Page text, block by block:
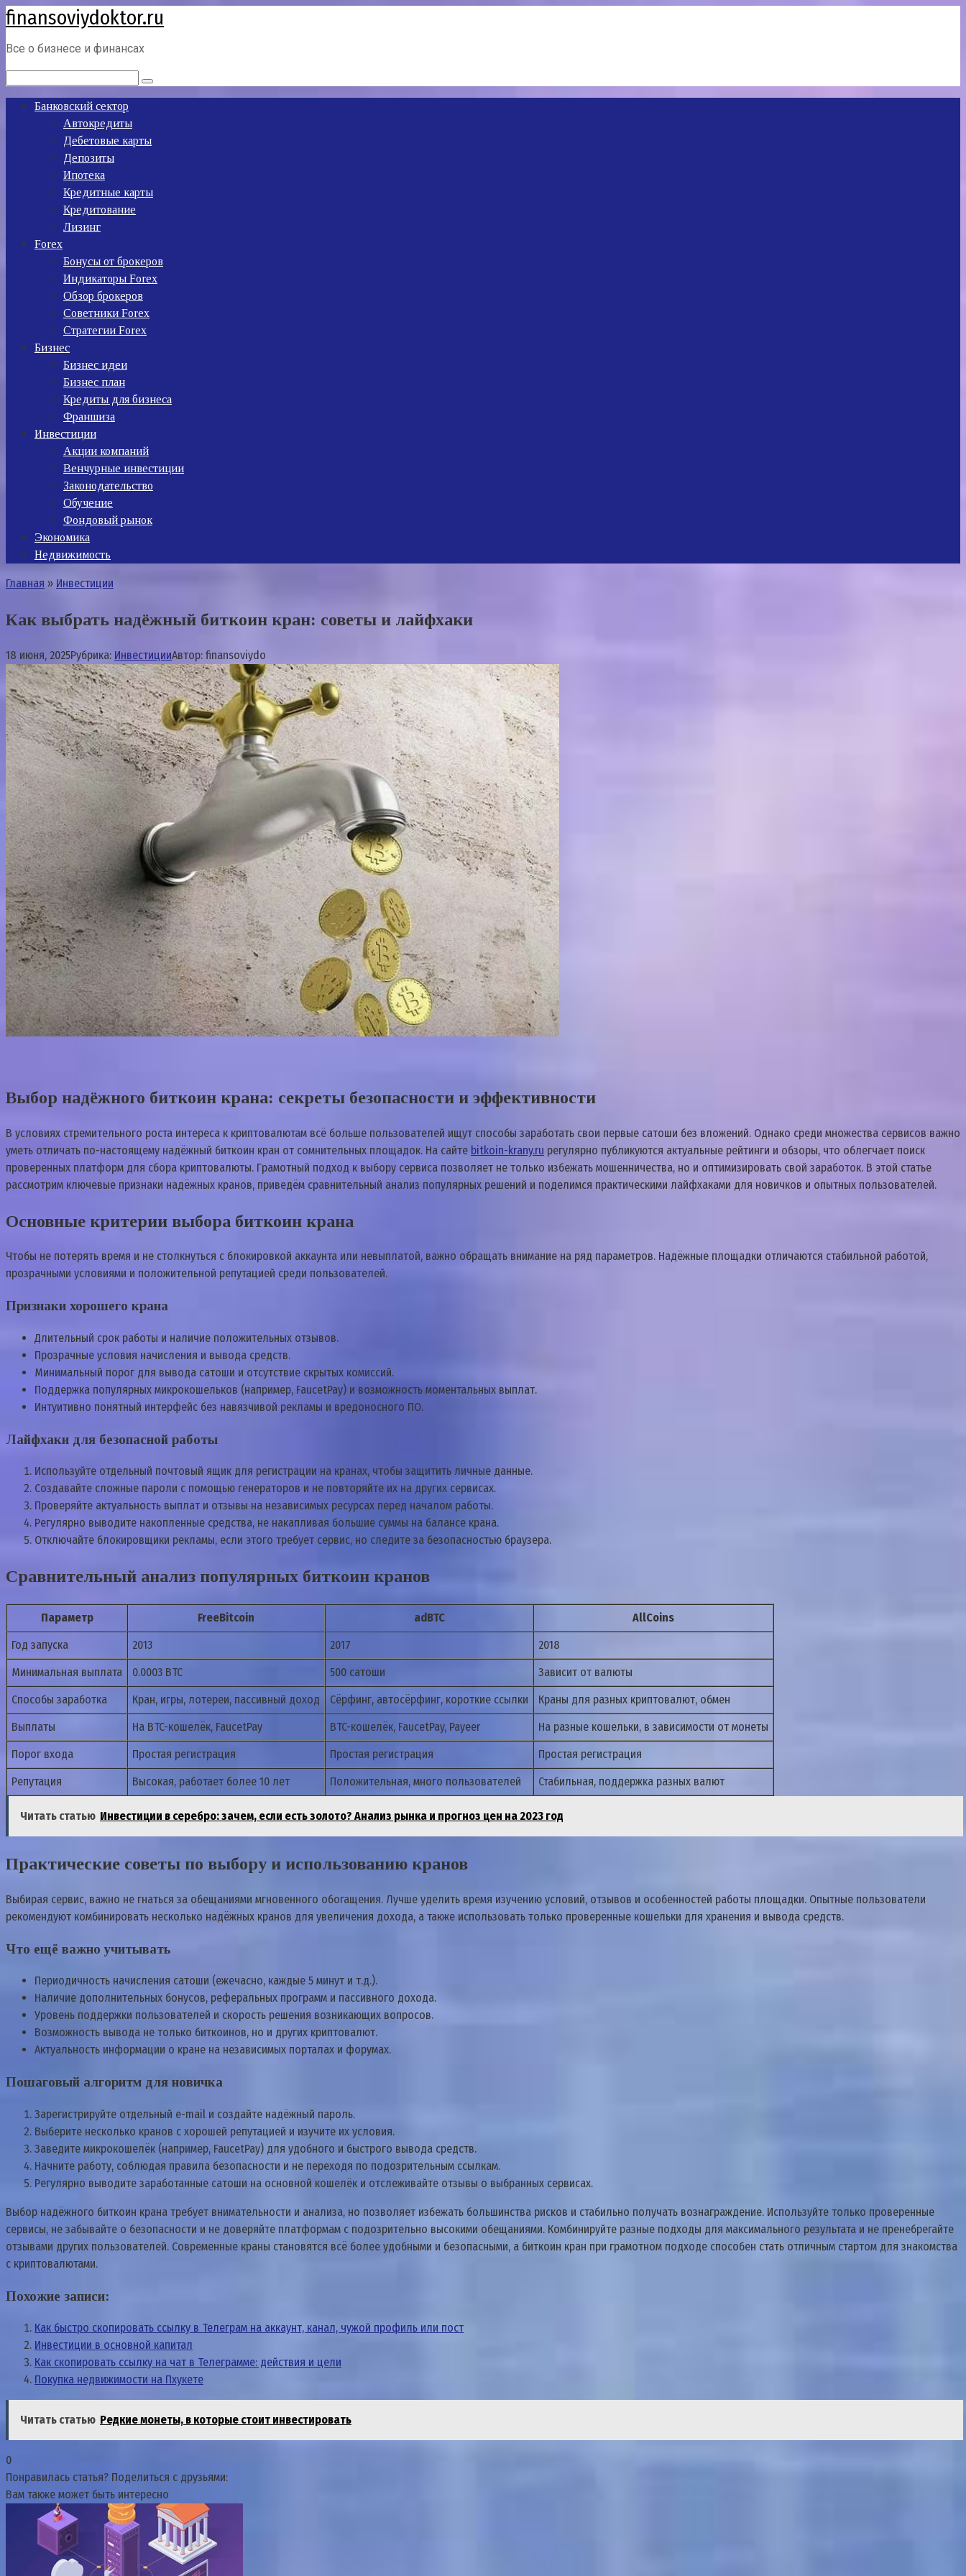
Перейти
к
контенту
finansoviydoktor.ru
Все о бизнесе и финансах
Банковский сектор
Автокредиты
Дебетовые карты
Депозиты
Ипотека
Кредитные карты
Кредитование
Лизинг
Forex
Бонусы от брокеров
Индикаторы Forex
Обзор брокеров
Советники Forex
Стратегии Forex
Бизнес
Бизнес идеи
Бизнес план
Кредиты для бизнеса
Франшиза
Инвестиции
Акции компаний
Венчурные инвестиции
Законодательство
Обучение
Фондовый рынок
Экономика
Недвижимость
Главная » Инвестиции
Как выбрать надёжный биткоин кран: советы и лайфхаки
18 июня, 2025Рубрика: ИнвестицииАвтор: finansoviydo
Выбор надёжного биткоин крана: секреты безопасности и эффективности
В условиях стремительного роста интереса к криптовалютам всё больше пользователей ищут способы заработать свои первые сатоши без вложений. Однако среди множества сервисов важно
уметь отличать по-настоящему надёжный биткоин кран от сомнительных площадок. На сайте bitkoin-krany.ru регулярно публикуются актуальные рейтинги и обзоры, что облегчает поиск
проверенных платформ для сбора криптовалюты. Грамотный подход к выбору сервиса позволяет не только избежать мошенничества, но и оптимизировать свой заработок. В этой статье
рассмотрим ключевые признаки надёжных кранов, приведём сравнительный анализ популярных решений и поделимся практическими лайфхаками для новичков и опытных пользователей.
Основные критерии выбора биткоин крана
Чтобы не потерять время и не столкнуться с блокировкой аккаунта или невыплатой, важно обращать внимание на ряд параметров. Надёжные площадки отличаются стабильной работой,
прозрачными условиями и положительной репутацией среди пользователей.
Признаки хорошего крана
Длительный срок работы и наличие положительных отзывов.
Прозрачные условия начисления и вывода средств.
Минимальный порог для вывода сатоши и отсутствие скрытых комиссий.
Поддержка популярных микрокошельков (например, FaucetPay) и возможность моментальных выплат.
Интуитивно понятный интерфейс без навязчивой рекламы и вредоносного ПО.
Лайфхаки для безопасной работы
Используйте отдельный почтовый ящик для регистрации на кранах, чтобы защитить личные данные.
Создавайте сложные пароли с помощью генераторов и не повторяйте их на других сервисах.
Проверяйте актуальность выплат и отзывы на независимых ресурсах перед началом работы.
Регулярно выводите накопленные средства, не накапливая большие суммы на балансе крана.
Отключайте блокировщики рекламы, если этого требует сервис, но следите за безопасностью браузера.
Сравнительный анализ популярных биткоин кранов
Параметр FreeBitcoin adBTC
AllCoins
Год запуска
2013 2017
2018
Минимальная выплата
0.0003 BTC 500 сатоши
Зависит от валюты
Способы заработка
Кран, игры, лотереи, пассивный доход Сёрфинг, автосёрфинг, короткие ссылки
Краны для разных криптовалют, обмен
Выплаты
На BTC-кошелёк, FaucetPay BTC-кошелёк, FaucetPay, Payeer
На разные кошельки, в зависимости от монеты
Порог входа
Простая регистрация Простая регистрация
Простая регистрация
Репутация
Высокая, работает более 10 лет Положительная, много пользователей Стабильная, поддержка разных валют
Читать статью Инвестиции в серебро: зачем, если есть золото? Анализ рынка и прогноз цен на 2023 год
Практические советы по выбору и использованию кранов
Выбирая сервис, важно не гнаться за обещаниями мгновенного обогащения. Лучше уделить время изучению условий, отзывов и особенностей работы площадки. Опытные пользователи
рекомендуют комбинировать несколько надёжных кранов для увеличения дохода, а также использовать только проверенные кошельки для хранения и вывода средств.
Что ещё важно учитывать
Периодичность начисления сатоши (ежечасно, каждые 5 минут и т.д.).
Наличие дополнительных бонусов, реферальных программ и пассивного дохода.
Уровень поддержки пользователей и скорость решения возникающих вопросов.
Возможность вывода не только биткоинов, но и других криптовалют.
Актуальность информации о кране на независимых порталах и форумах.
Пошаговый алгоритм для новичка
Зарегистрируйте отдельный e-mail и создайте надёжный пароль.
Выберите несколько кранов с хорошей репутацией и изучите их условия.
Заведите микрокошелёк (например, FaucetPay) для удобного и быстрого вывода средств.
Начните работу, соблюдая правила безопасности и не переходя по подозрительным ссылкам.
Регулярно выводите заработанные сатоши на основной кошелёк и отслеживайте отзывы о выбранных сервисах.
Выбор надёжного биткоин крана требует внимательности и анализа, но позволяет избежать большинства рисков и стабильно получать вознаграждение. Используйте только проверенные
сервисы, не забывайте о безопасности и не доверяйте платформам с подозрительно высокими обещаниями. Комбинируйте разные подходы для максимального результата и не пренебрегайте
отзывами других пользователей. Современные краны становятся всё более удобными и безопасными, а биткоин кран при грамотном подходе способен стать отличным стартом для знакомства
с криптовалютами.
Похожие записи:
Как быстро скопировать ссылку в Телеграм на аккаунт, канал, чужой профиль или пост
Инвестиции в основной капитал
Как скопировать ссылку на чат в Телеграмме: действия и цели
Покупка недвижимости на Пхукете
Читать статью Редкие монеты, в которые стоит инвестировать
0
Понравилась статья? Поделиться с друзьями:
Вам также может быть интересно